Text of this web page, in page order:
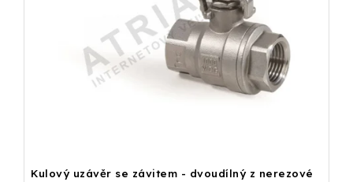
Kulový uzávěr se závitem - dvoudílný z nerezové